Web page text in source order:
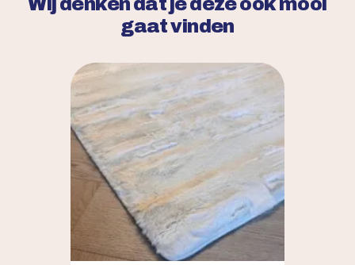
Wij denken dat je deze ook mooi
gaat vinden